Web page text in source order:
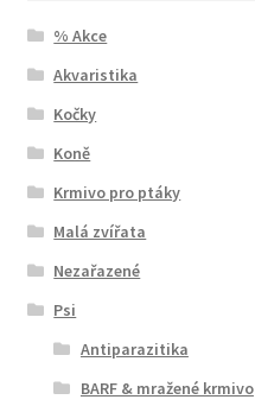
% Akce
Akvaristika
Kočky
Koně
Krmivo pro ptáky
Malá zvířata
Nezařazené
Psi
Antiparazitika
BARF & mražené krmivo